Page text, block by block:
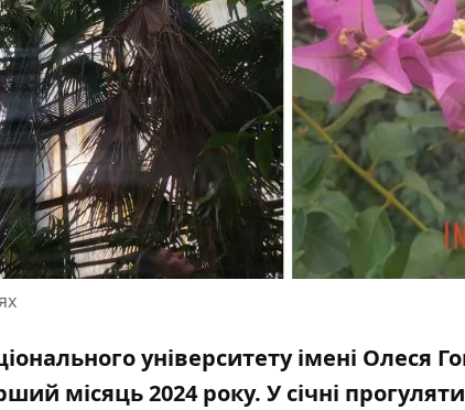
університету імені Олеся
місяць 2024 року. У січні